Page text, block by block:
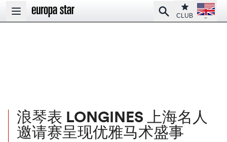
Open main menu
SearchClub
CLUB
Open
浪琴表 LONGINES 上海名人
邀请赛呈现优雅马术盛事